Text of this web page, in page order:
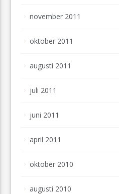
november 2011
oktober 2011
augusti 2011
juli 2011
juni 2011
april 2011
oktober 2010
augusti 2010